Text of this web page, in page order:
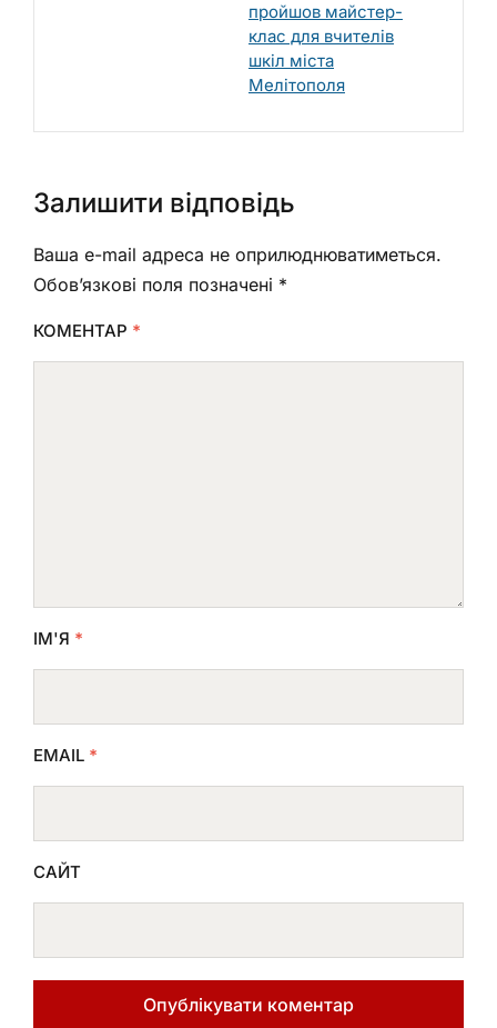
пройшов майстер-
клас для вчителів
шкіл міста
Мелітополя
Залишити відповідь
Ваша e-mail адреса не оприлюднюватиметься.
Обов’язкові поля позначені *
КОМЕНТАР *
ІМ'Я *
EMAIL *
САЙТ